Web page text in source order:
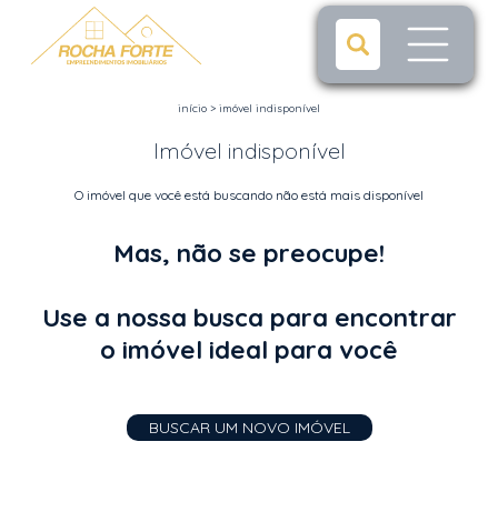
início > imóvel indisponível
Imóvel indisponível
O imóvel que você está buscando não está mais disponível
Mas, não se preocupe!
Use a nossa busca para encontrar
o imóvel ideal para você
BUSCAR UM NOVO IMÓVEL